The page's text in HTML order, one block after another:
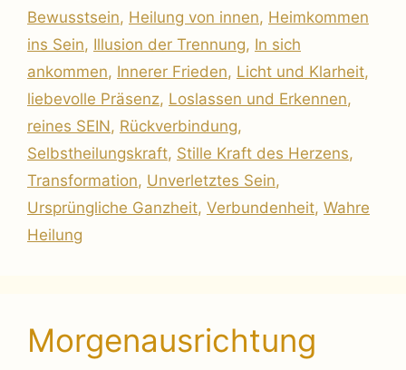
Bewusstsein, Heilung von innen, Heimkommen
ins Sein, Illusion der Trennung, In sich
ankommen, Innerer Frieden, Licht und Klarheit,
liebevolle Präsenz, Loslassen und Erkennen,
reines SEIN, Rückverbindung,
Selbstheilungskraft, Stille Kraft des Herzens,
Transformation, Unverletztes Sein,
Ursprüngliche Ganzheit, Verbundenheit, Wahre
Heilung
Morgenausrichtung